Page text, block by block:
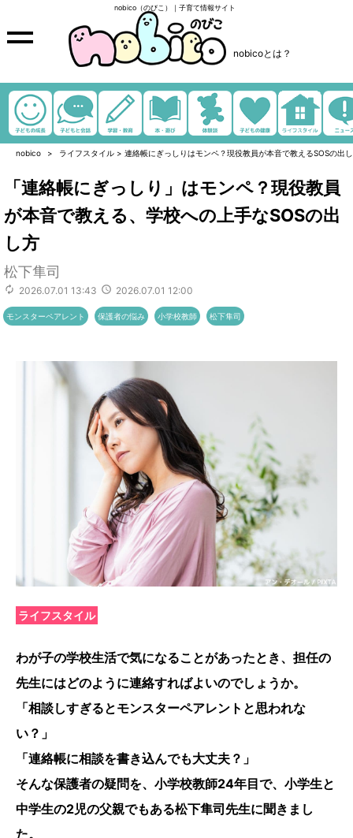
nobico（のびこ）｜子育て情報サイト
nobicoとは？
nobico ライフスタイル > 連絡帳にぎっしりはモンペ？現役教員が本音で教えるSOSの出
「連絡帳にぎっしり」はモンペ？現役教員
が本音で教える、学校への上手なSOSの出
し方
松下隼司
2026.07.01 13:43 2026.07.01 12:00
モンスターペアレント 保護者の悩み 小学校教師 松下隼司
ライフスタイル
わが子の学校生活で気になることがあったとき、担任の
先生にはどのように連絡すればよいのでしょうか。
「相談しすぎるとモンスターペアレントと思われな
い？」
「連絡帳に相談を書き込んでも大丈夫？」
そんな保護者の疑問を、小学校教師24年目で、小学生と
中学生の2児の父親でもある松下隼司先生に聞きまし
た。